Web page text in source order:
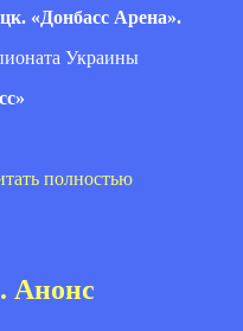
«Донбасс Арена».
Украины
полностью
Анонс